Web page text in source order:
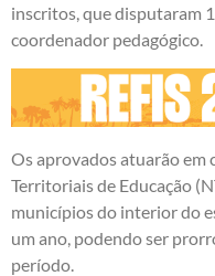
inscritos, que disputaram
coordenador pedagógico.
Os aprovados atuarão em
Territoriais de Educação
municípios do interior do
um ano, podendo ser
período.